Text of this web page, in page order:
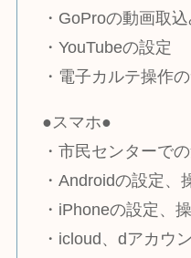
・GoProの動画取
・YouTubeの設定
・電子カルテ操作
●スマホ●
・市民センターで
・Androidの設定、
・iPhoneの設定、
・icloud、dアカウ